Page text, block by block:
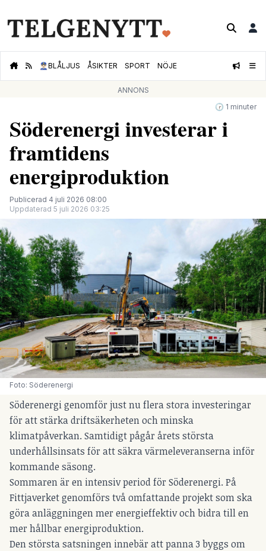
👮🏻‍♂️BLÅLJUS ÅSIKTER SPORT NÖJE
ANNONS
🕝 1 minuter
Söderenergi investerar i
framtidens
energiproduktion
Publicerad 4 juli 2026 08:00
Uppdaterad 5 juli 2026 03:25
Foto: Söderenergi
Söderenergi genomför just nu flera stora investeringar
för att stärka driftsäkerheten och minska
klimatpåverkan. Samtidigt pågår årets största
underhållsinsats för att säkra värmeleveranserna inför
kommande säsong.
Sommaren är en intensiv period för Söderenergi. På
Fittjaverket genomförs två omfattande projekt som ska
göra anläggningen mer energieffektiv och bidra till en
mer hållbar energiproduktion.
Den största satsningen innebär att panna 3 byggs om